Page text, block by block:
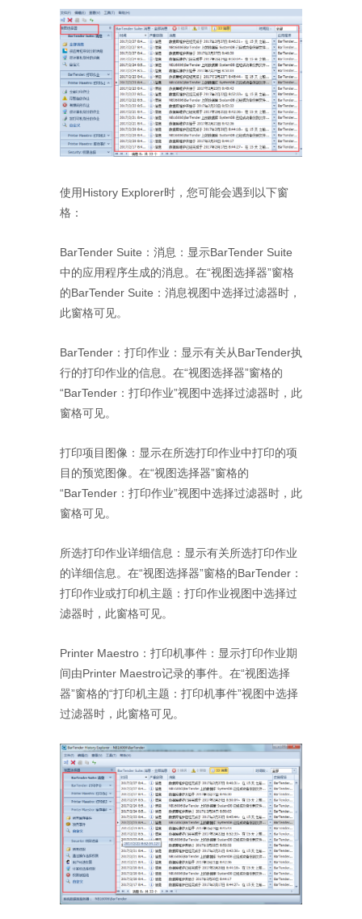
使用History Explorer时，您可能会遇到以下窗
格：
BarTender Suite：消息：显示BarTender Suite
中的应用程序生成的消息。在“视图选择器”窗格
的BarTender Suite：消息视图中选择过滤器时，
此窗格可见。
BarTender：打印作业：显示有关从BarTender执
行的打印作业的信息。在“视图选择器”窗格的
“BarTender：打印作业”视图中选择过滤器时，此
窗格可见。
打印项目图像：显示在所选打印作业中打印的项
目的预览图像。在“视图选择器”窗格的
“BarTender：打印作业”视图中选择过滤器时，此
窗格可见。
所选打印作业详细信息：显示有关所选打印作业
的详细信息。在“视图选择器”窗格的BarTender：
打印作业或打印机主题：打印作业视图中选择过
滤器时，此窗格可见。
Printer Maestro：打印机事件：显示打印作业期
间由Printer Maestro记录的事件。在“视图选择
器”窗格的“打印机主题：打印机事件”视图中选择
过滤器时，此窗格可见。